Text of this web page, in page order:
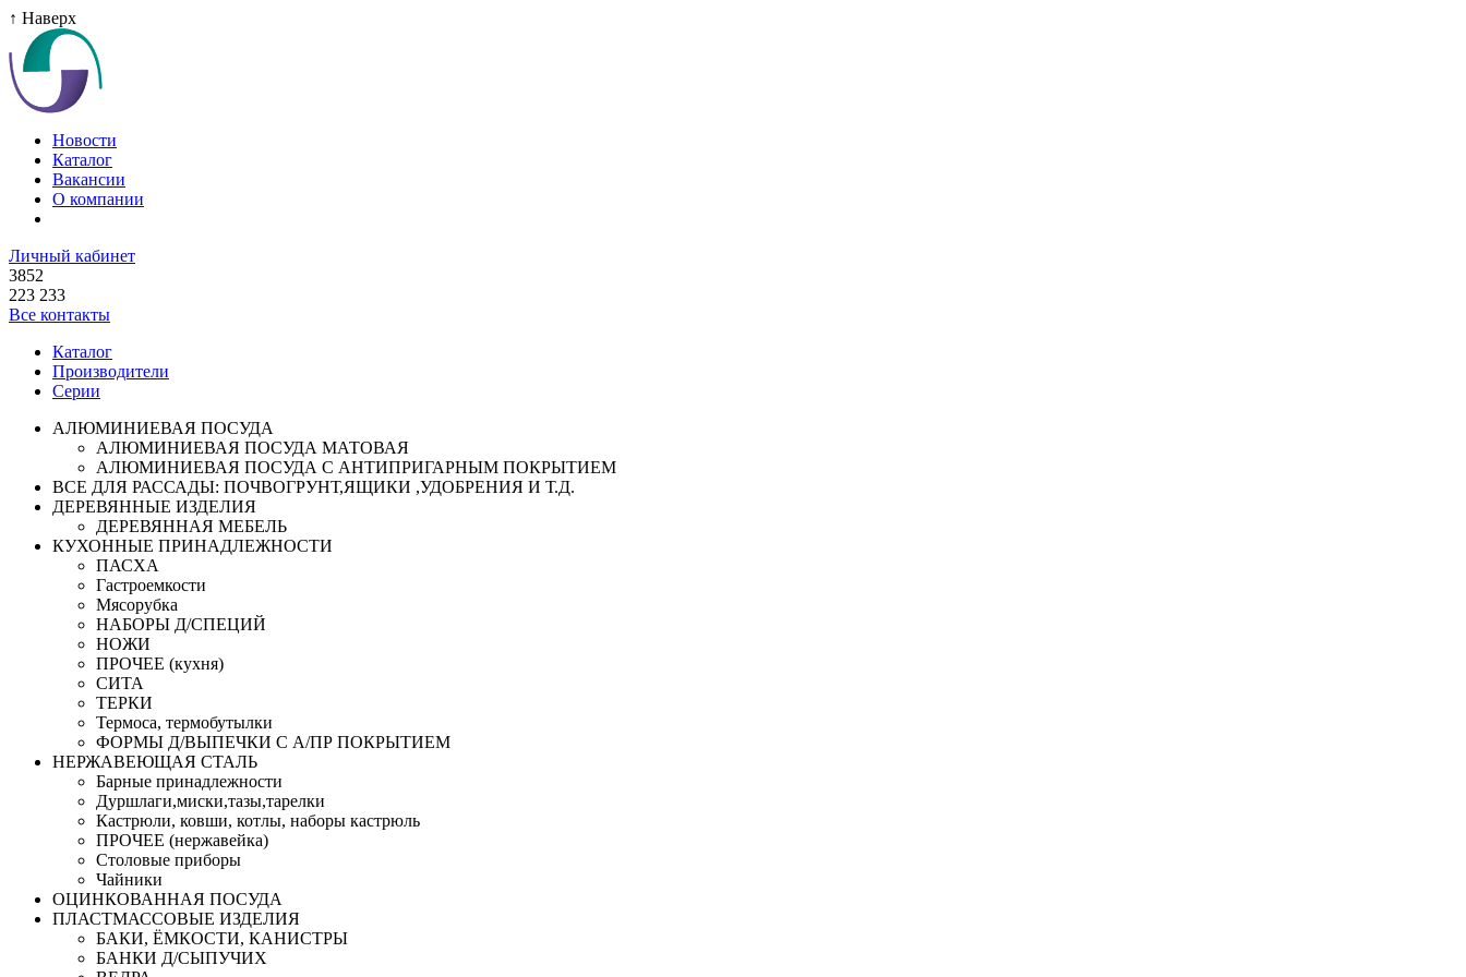
↑ Наверх
Новости
Каталог
Вакансии
О компании
Личный кабинет
3852
223 233
Все контакты
Каталог
Производители
Серии
АЛЮМИНИЕВАЯ ПОСУДА
АЛЮМИНИЕВАЯ ПОСУДА МАТОВАЯ
АЛЮМИНИЕВАЯ ПОСУДА С АНТИПРИГАРНЫМ ПОКРЫТИЕМ
ВСЕ ДЛЯ РАССАДЫ: ПОЧВОГРУНТ,ЯЩИКИ ,УДОБРЕНИЯ И Т.Д.
ДЕРЕВЯННЫЕ ИЗДЕЛИЯ
ДЕРЕВЯННАЯ МЕБЕЛЬ
КУХОННЫЕ ПРИНАДЛЕЖНОСТИ
ПАСХА
Гастроемкости
Мясорубка
НАБОРЫ Д/СПЕЦИЙ
НОЖИ
ПРОЧЕЕ (кухня)
СИТА
ТЕРКИ
Термоса, термобутылки
ФОРМЫ Д/ВЫПЕЧКИ С А/ПР ПОКРЫТИЕМ
НЕРЖАВЕЮЩАЯ СТАЛЬ
Барные принадлежности
Дуршлаги,миски,тазы,тарелки
Кастрюли, ковши, котлы, наборы кастрюль
ПРОЧЕЕ (нержавейка)
Столовые приборы
Чайники
ОЦИНКОВАННАЯ ПОСУДА
ПЛАСТМАССОВЫЕ ИЗДЕЛИЯ
БАКИ, ЁМКОСТИ, КАНИСТРЫ
БАНКИ Д/СЫПУЧИХ